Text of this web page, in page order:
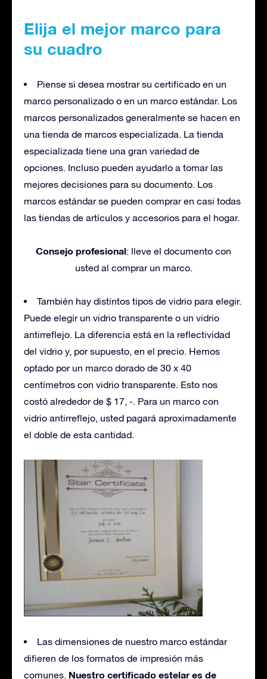
Elija el mejor marco para
su cuadro
Piense si desea mostrar su certificado en un
marco personalizado o en un marco estándar. Los
marcos personalizados generalmente se hacen en
una tienda de marcos especializada. La tienda
especializada tiene una gran variedad de
opciones. Incluso pueden ayudarlo a tomar las
mejores decisiones para su documento. Los
marcos estándar se pueden comprar en casi todas
las tiendas de artículos y accesorios para el hogar.
Consejo profesional: lleve el documento con
usted al comprar un marco.
También hay distintos tipos de vidrio para elegir.
Puede elegir un vidrio transparente o un vidrio
antirreflejo. La diferencia está en la reflectividad
del vidrio y, por supuesto, en el precio. Hemos
optado por un marco dorado de 30 x 40
centímetros con vidrio transparente. Esto nos
costó alrededor de $ 17, -. Para un marco con
vidrio antirreflejo, usted pagará aproximadamente
el doble de esta cantidad.
Las dimensiones de nuestro marco estándar
difieren de los formatos de impresión más
comunes. Nuestro certificado estelar es de